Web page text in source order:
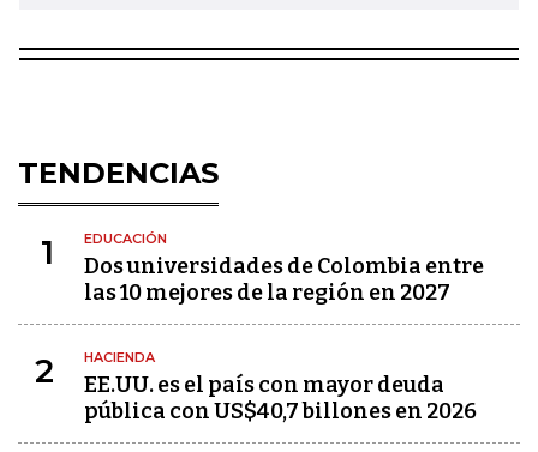
TENDENCIAS
1 EDUCACIÓN
Dos universidades de Colombia entre
las 10 mejores de la región en 2027
2 HACIENDA
EE.UU. es el país con mayor deuda
pública con US$40,7 billones en 2026